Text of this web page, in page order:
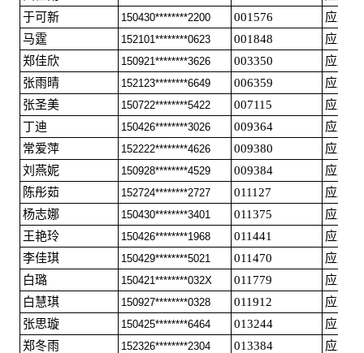
于可新
150430********2200 001576
应届
马霆
152101********0623 001848
应届
郑佳欣
150921********3626 003350
应届
张雨晴
152123********6649 006359
应届
张圣美
150722********5422 007115
应届
丁迪
150426********3026 009364
应届
常爱萍
152222********4626 009380
应届
刘燕妮
150928********4529 009384
应届
陈彤茹
152724********2727 011127
应届
杨志娜
150430********3401 011375
应届
王艳玲
150426********1968 011441
应届
李佳琪
150429********5021 011470
应届
白璐
150421********032X 011779
应届
白慧琪
150927********0328 011912
应届
张思璇
150425********6464 013244
应届
郑冬雨
152326********2304 013384
应届